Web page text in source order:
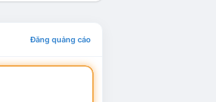
Đăng quảng cáo